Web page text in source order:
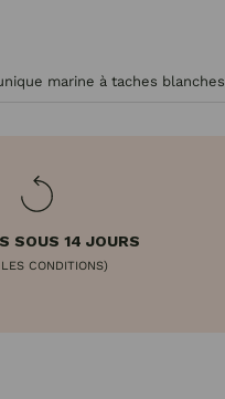
marine à taches blanches
SOUS 14 JOURS
CONDITIONS)